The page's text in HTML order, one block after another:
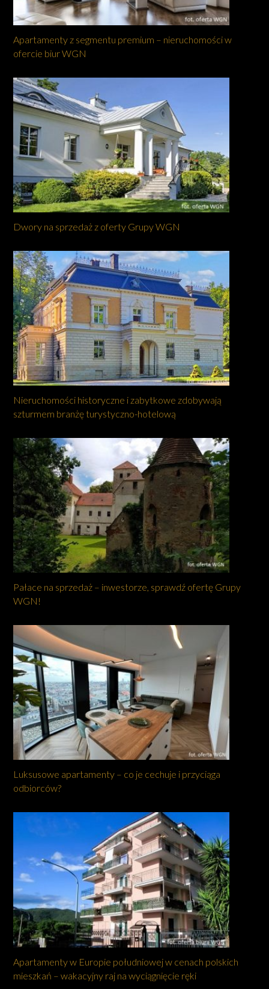
Apartamenty z segmentu premium – nieruchomości w
ofercie biur WGN
Dwory na sprzedaż z oferty Grupy WGN
Nieruchomości historyczne i zabytkowe zdobywają
szturmem branżę turystyczno-hotelową
Pałace na sprzedaż – inwestorze, sprawdź ofertę Grupy
WGN!
Luksusowe apartamenty – co je cechuje i przyciąga
odbiorców?
Apartamenty w Europie południowej w cenach polskich
mieszkań – wakacyjny raj na wyciągnięcie ręki